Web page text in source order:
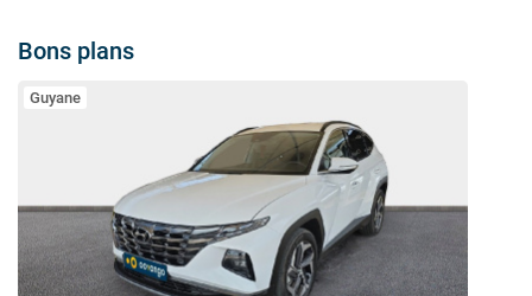
Bons plans
Guyane